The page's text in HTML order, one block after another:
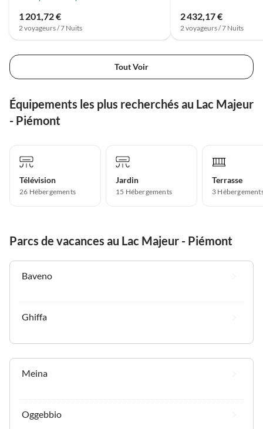
1 201,72 €
2 voyageurs / 7 Nuits
2 432,17 €
2 voyageurs / 7 Nuits
Tout Voir
Équipements les plus recherchés au Lac Majeur
- Piémont
Télévision
26 Hébergements
Jardin
15 Hébergements
Terrasse
3
Parcs de vacances au Lac Majeur - Piémont
Baveno
Ghiffa
Meina
Oggebbio